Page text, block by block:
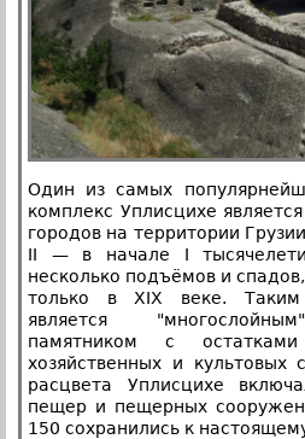
Один из самых
комплекс Уплисцихе
городов на территории
II — в начале I
несколько подъёмов и
только в XIX веке. Таким
является
памятником с
хозяйственных и
расцвета Уплисцихе
пещер и пещерных
150 сохранились к